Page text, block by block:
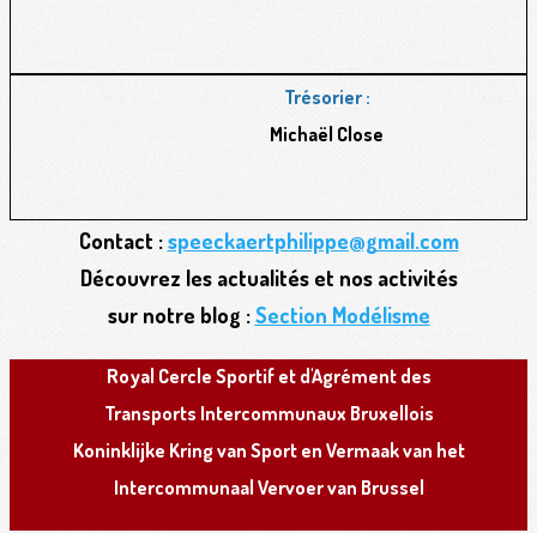
Trésorier :
Michaël Close
Contact :speeckaertphilippe@gmail.com
Découvrez les actualités et nos activités
sur notre blog :Section Modélisme
Royal Cercle Sportif et d'Agrément des
Transports Intercommunaux Bruxellois
Koninklijke Kring van Sport en Vermaak van het
Intercommunaal Vervoer van Brussel